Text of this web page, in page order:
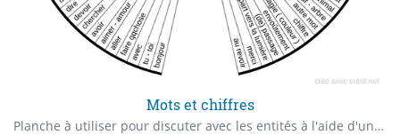
Mots et chiffres
Planche à utiliser pour discuter avec les entités à l'aide d'un pendule.